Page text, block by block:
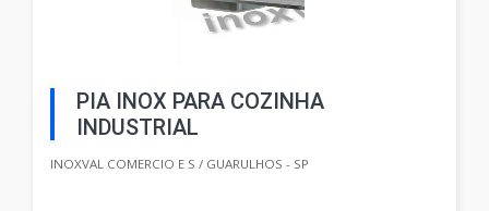
PIA INOX PARA COZINHA
INDUSTRIAL
INOXVAL COMERCIO E S / GUARULHOS - SP